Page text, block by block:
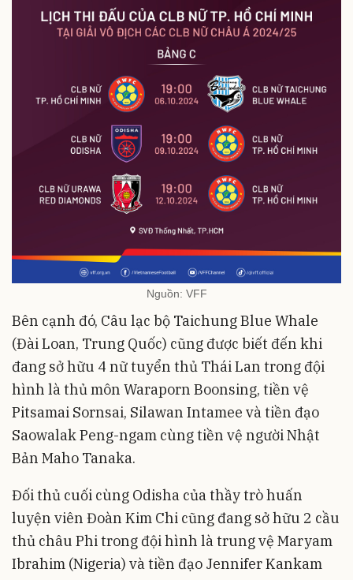
Nguồn: VFF
Bên cạnh đó, Câu lạc bộ Taichung Blue Whale
(Đài Loan, Trung Quốc) cũng được biết đến khi
đang sở hữu 4 nữ tuyển thủ Thái Lan trong đội
hình là thủ môn Waraporn Boonsing, tiền vệ
Pitsamai Sornsai, Silawan Intamee và tiền đạo
Saowalak Peng-ngam cùng tiền vệ người Nhật
Bản Maho Tanaka.
Đối thủ cuối cùng Odisha của thầy trò huấn
luyện viên Đoàn Kim Chi cũng đang sở hữu 2 cầu
thủ châu Phi trong đội hình là trung vệ Maryam
Ibrahim (Nigeria) và tiền đạo Jennifer Kankam